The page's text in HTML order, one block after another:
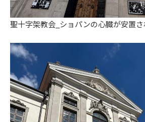
聖十字架教会_ショパンの心臓が安置